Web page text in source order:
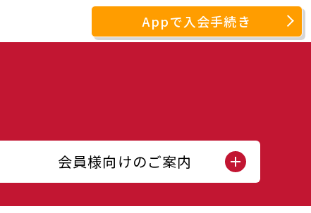
Appで入会手続き
会員様向けのご案内